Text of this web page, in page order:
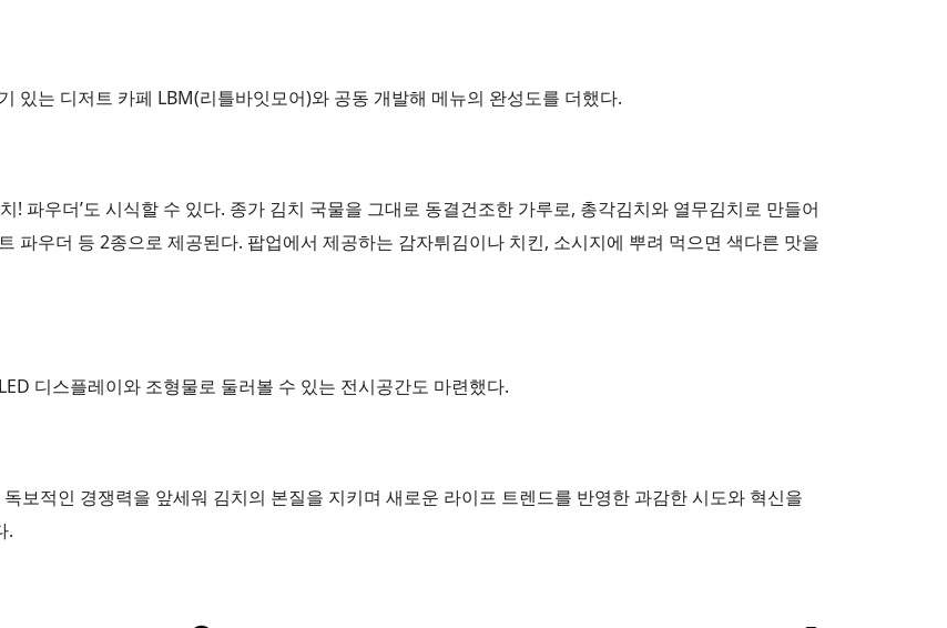
있는 디저트 카페 LBM(리틀바잇모어)와 공동 개발해 메뉴의 완성도를 더했다.
! 파우더’도 시식할 수 있다. 종가 김치 국물을 그대로 동결건조한 가루로, 총각김치와 열무김치로 만들어
파우더 등 2종으로 제공된다. 팝업에서 제공하는 감자튀김이나 치킨, 소시지에 뿌려 먹으면 색다른 맛을
디스플레이와 조형물로 둘러볼 수 있는 전시공간도 마련했다.
보적인 경쟁력을 앞세워 김치의 본질을 지키며 새로운 라이프 트렌드를 반영한 과감한 시도와 혁신을
.